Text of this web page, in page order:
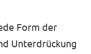
Form der
Unterdrückung